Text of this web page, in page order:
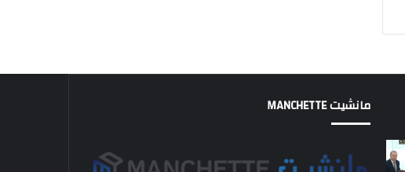
مانشيت MANCHETTE